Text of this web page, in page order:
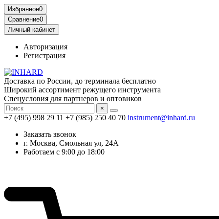
Избранное0
Сравнение0
Личный кабинет
Авторизация
Регистрация
Доставка по России, до терминала бесплатно
Широкий ассортимент режущего инструмента
Спецусловия для партнеров и оптовиков
×
+7 (495) 998 29 11 +7 (985) 250 40 70 instrument@inhard.ru
Заказать звонок
г. Москва, Смольная ул, 24А
Работаем с 9:00 до 18:00